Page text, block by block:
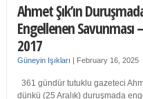
Ahmet Şık’ın
Engellenen Savunması
2017
Güneyin Işıkları | February 16, 2025
361 gündür tutuklu gazeteci
dünkü (25 Aralık) duruşmada